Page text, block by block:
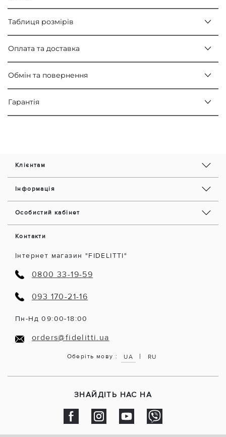
Таблиця розмірів
Оплата та доставка
Обмін та повернення
Гарантія
Клієнтам
Інформація
Особистий кабінет
Контакти
Інтернет магазин "FIDELITTI"
0800 33-19-59
093 170-21-16
Пн-Нд 09:00-18:00
orders@fidelitti.ua
Оберіть мову : UA | RU
ЗНАЙДІТЬ НАС НА